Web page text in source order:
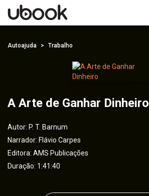
Autoajuda Trabalho
A Arte de Ganhar Dinheiro
Autor: P. T. Barnum
Narrador: Flávio Carpes
Editora: AMS Publicações
Duração: 1:41:40